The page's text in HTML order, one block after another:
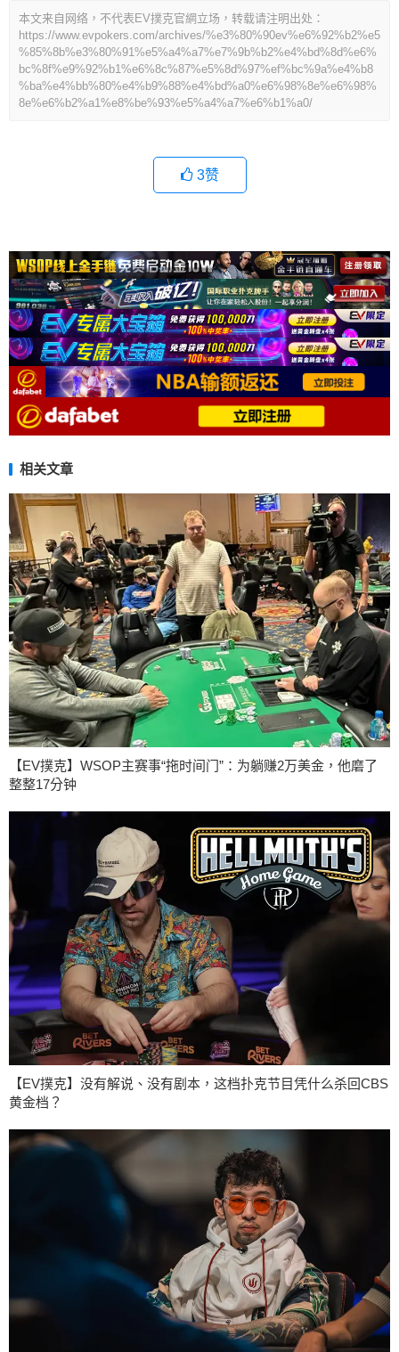
本文来自网络，不代表EV撲克官網立场，转载请注明出处：
https://www.evpokers.com/archives/%e3%80%90ev%e6%92%b2%e5
%85%8b%e3%80%91%e5%a4%a7%e7%9b%b2%e4%bd%8d%e6%
bc%8f%e9%92%b1%e6%8c%87%e5%8d%97%ef%bc%9a%e4%b8
%ba%e4%bb%80%e4%b9%88%e4%bd%a0%e6%98%8e%e6%98%
8e%e6%b2%a1%e8%be%93%e5%a4%a7%e6%b1%a0/
3赞
相关文章
【EV撲克】WSOP主赛事“拖时间门”：为躺赚2万美金，他磨了
整整17分钟
【EV撲克】没有解说、没有剧本，这档扑克节目凭什么杀回CBS
黄金档？